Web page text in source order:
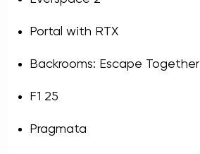
Portal with RTX
Backrooms: Escape Together
F1 25
Pragmata